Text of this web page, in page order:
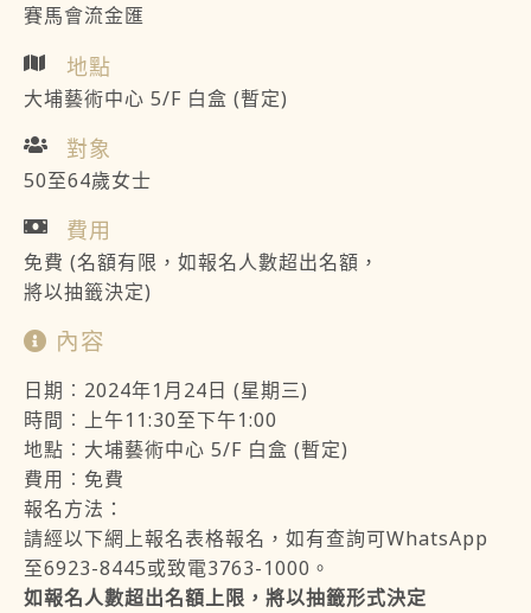
賽馬會流金匯
地點
大埔藝術中心 5/F 白盒 (暫定)
對象
50至64歲女士
費用
免費 (名額有限，如報名人數超出名額，
將以抽籤決定)
內容
日期︰2024年1月24日 (星期三)
時間︰上午11:30至下午1:00
地點︰大埔藝術中心 5/F 白盒 (暫定)
費用︰免費
報名方法：
請經以下網上報名表格報名，如有查詢可WhatsApp
至6923-8445或致電3763-1000。
如報名人數超出名額上限，將以抽籤形式決定